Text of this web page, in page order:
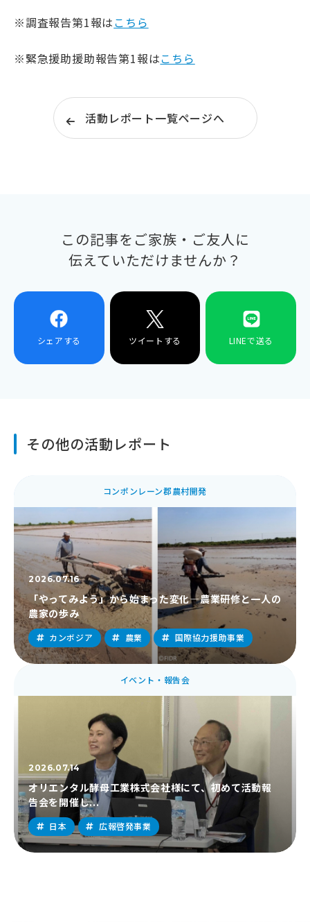
※調査報告第1報はこちら
※緊急援助援助報告第1報はこちら
活動レポート一覧ページへ
この記事をご家族・ご友人に
伝えていただけませんか？
シェアする ツイートする LINEで送る
その他の活動レポート
コンポンレーン郡農村開発
2026.07.16
「やってみよう」から始まった変化―農業研修と一人の
農家の歩み
カンボジア 農業 国際協力援助事業
イベント・報告会
2026.07.14
オリエンタル酵母工業株式会社様にて、初めて活動報
告会を開催し...
日本 広報啓発事業